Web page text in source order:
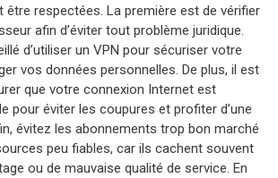
être respectées. La première est de vérifier
afin d’éviter tout problème juridique.
d’utiliser un VPN pour sécuriser votre
vos données personnelles. De plus, il est
que votre connexion Internet est
pour éviter les coupures et profiter d’une
évitez les abonnements trop bon marché
peu fiables, car ils cachent souvent
ou de mauvaise qualité de service. En